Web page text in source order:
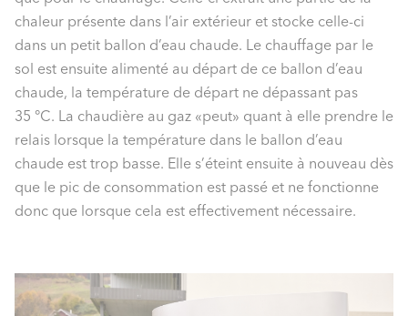
chaleur présente dans l’air extérieur et stocke celle-ci
dans un petit ballon d’eau chaude. Le chauffage par le
sol est ensuite alimenté au départ de ce ballon d’eau
chaude, la température de départ ne dépassant pas
35 °C. La chaudière au gaz «peut» quant à elle prendre le
relais lorsque la température dans le ballon d’eau
chaude est trop basse. Elle s’éteint ensuite à nouveau dès
que le pic de consommation est passé et ne fonctionne
donc que lorsque cela est effectivement nécessaire.